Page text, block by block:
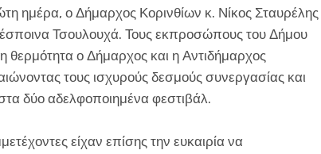
ημέρα, ο Δήμαρχος Κορινθίων κ. Νίκος Σταυρέλης
Τσουλουχά. Τους εκπροσώπους του Δήμου
θερμότητα ο Δήμαρχος και η Αντιδήμαρχος
τους ισχυρούς δεσμούς συνεργασίας και
δύο αδελφοποιημένα φεστιβάλ.
είχαν επίσης την ευκαιρία να